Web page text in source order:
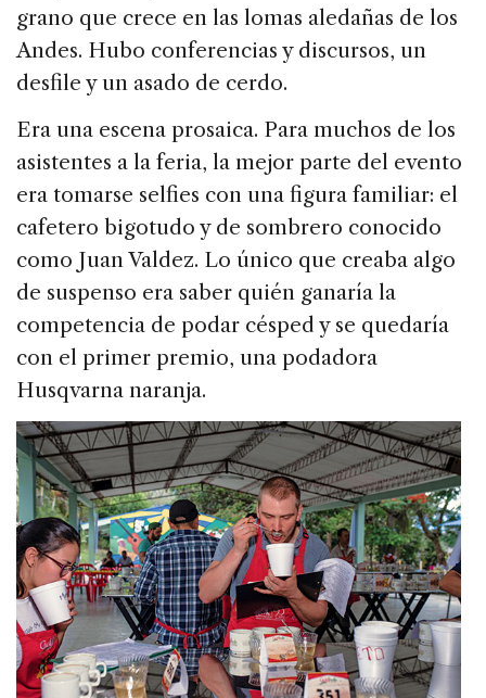
grano que crece en las lomas aledañas de los
Andes. Hubo conferencias y discursos, un
desfile y un asado de cerdo.
Era una escena prosaica. Para muchos de los
asistentes a la feria, la mejor parte del evento
era tomarse selfies con una figura familiar: el
cafetero bigotudo y de sombrero conocido
como Juan Valdez. Lo único que creaba algo
de suspenso era saber quién ganaría la
competencia de podar césped y se quedaría
con el primer premio, una podadora
Husqvarna naranja.